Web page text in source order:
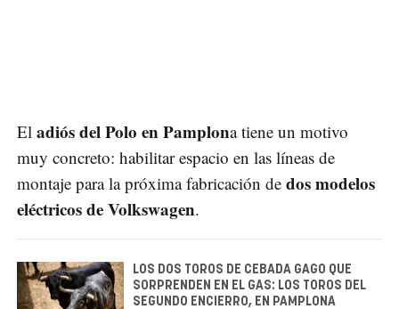
El adiós del Polo en Pamplona tiene un motivo
muy concreto: habilitar espacio en las líneas de
montaje para la próxima fabricación de dos modelos
eléctricos de Volkswagen.
LOS DOS TOROS DE CEBADA GAGO QUE
SORPRENDEN EN EL GAS: LOS TOROS DEL
SEGUNDO ENCIERRO, EN PAMPLONA